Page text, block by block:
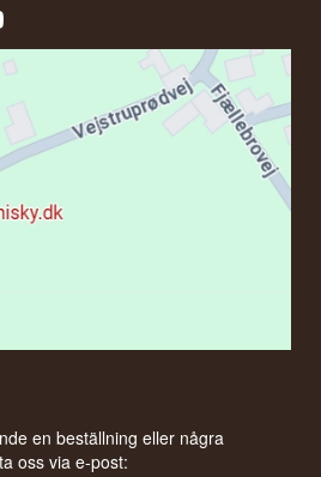
en beställning eller några
oss via e-post: